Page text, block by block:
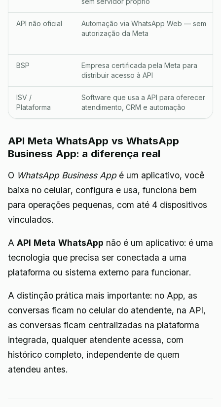
API não oficial
Automação via WhatsApp Web — sem
autorização da Meta
BSP
Empresa certificada pela Meta para
distribuir acesso à API
ISV /
Plataforma
Software que usa a API para oferecer
atendimento, CRM e automação
API Meta WhatsApp vs WhatsApp
Business App: a diferença real
O WhatsApp Business Appé um aplicativo, você
baixa no celular, configura e usa, funciona bem
para operações pequenas, com até 4 dispositivos
vinculados.
A API Meta WhatsApp não é um aplicativo: é uma
tecnologia que precisa ser conectada a uma
plataforma ou sistema externo para funcionar.
A distinção prática mais importante: no App, as
conversas ficam no celular do atendente, na API,
as conversas ficam centralizadas na plataforma
integrada, qualquer atendente acessa, com
histórico completo, independente de quem
atendeu antes.